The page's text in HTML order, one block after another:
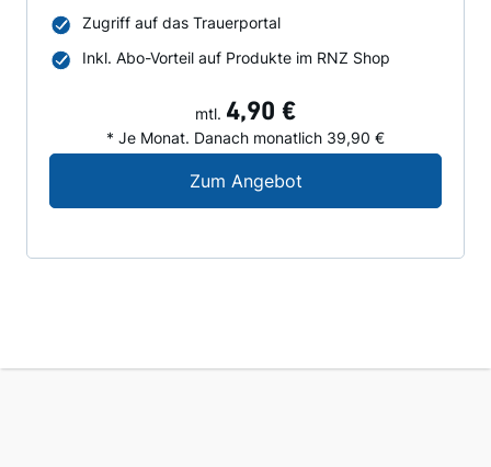
Zugriff auf das Trauerportal
Inkl. Abo-Vorteil auf Produkte im RNZ Shop
mtl. 4,90 €
* Je Monat. Danach monatlich 39,90 €
Zum AngebotDigital-Angebot für